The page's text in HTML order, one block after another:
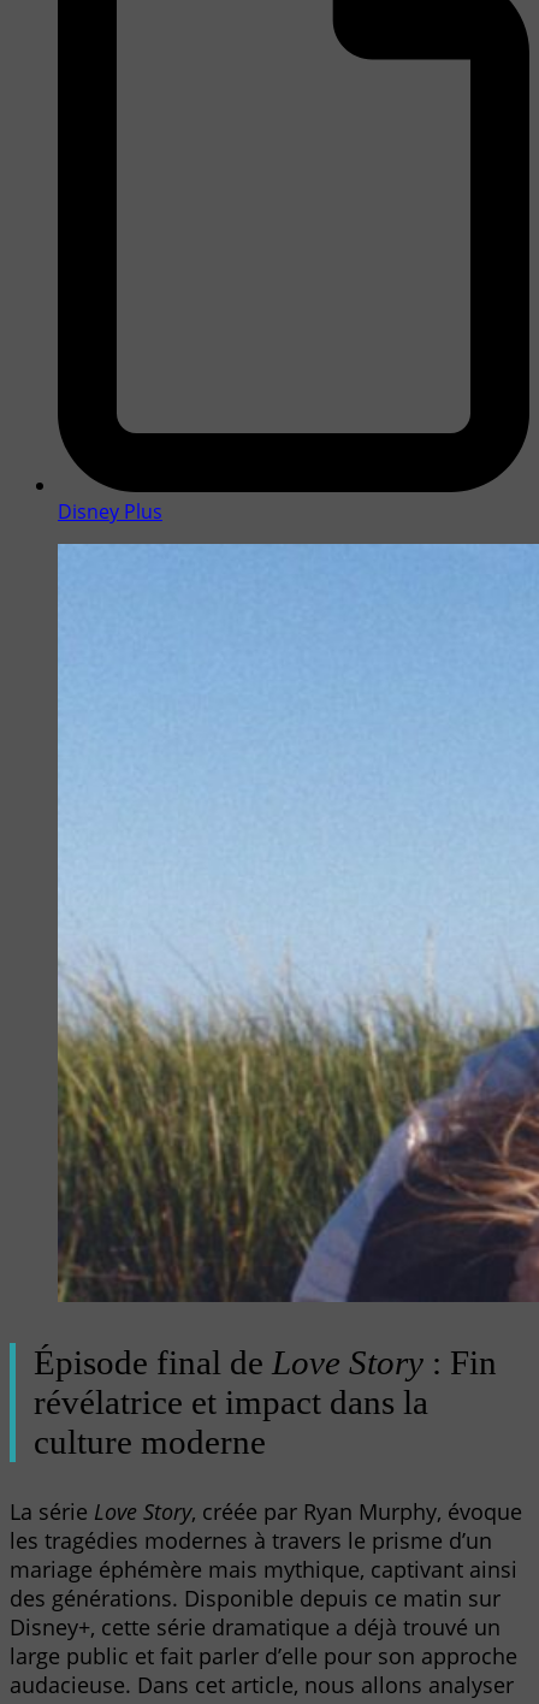
Disney Plus
Épisode final de Love Story : Fin
révélatrice et impact dans la
culture moderne
La série Love Story, créée par Ryan Murphy, évoque
les tragédies modernes à travers le prisme d’un
mariage éphémère mais mythique, captivant ainsi
des générations. Disponible depuis ce matin sur
Disney+, cette série dramatique a déjà trouvé un
large public et fait parler d’elle pour son approche
audacieuse. Dans cet article, nous allons analyser